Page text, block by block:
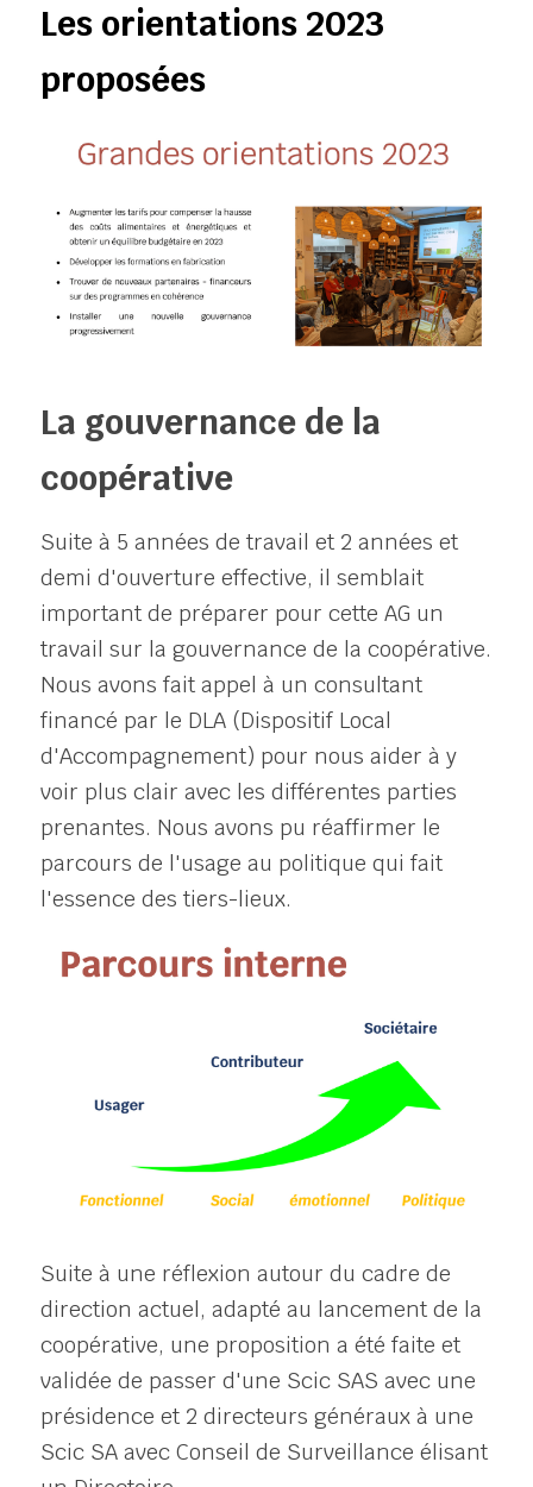
Les orientations 2023
proposées
La gouvernance de la
coopérative
Suite à 5 années de travail et 2 années et
demi d'ouverture effective, il semblait
important de préparer pour cette AG un
travail sur la gouvernance de la coopérative.
Nous avons fait appel à un consultant
financé par le DLA (Dispositif Local
d'Accompagnement) pour nous aider à y
voir plus clair avec les différentes parties
prenantes. Nous avons pu réaffirmer le
parcours de l'usage au politique qui fait
l'essence des tiers-lieux.
Suite à une réflexion autour du cadre de
direction actuel, adapté au lancement de la
coopérative, une proposition a été faite et
validée de passer d'une Scic SAS avec une
présidence et 2 directeurs généraux à une
Scic SA avec Conseil de Surveillance élisant